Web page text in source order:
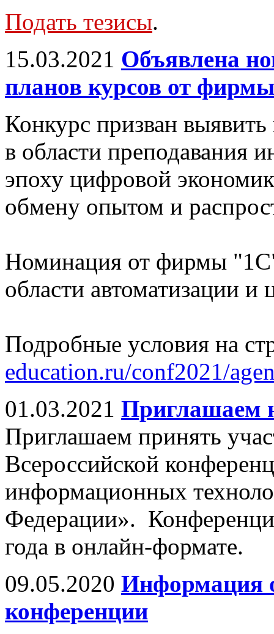
Подать тезисы.
15.03.2021 Объявлена
планов курсов от
Конкурс призван
в области преподавания
эпоху цифровой
обмену опытом и
Номинация от фирмы
области автоматизации
Подробные условия на
education.ru/conf2021/
01.03.2021 Приглашаем
Приглашаем принять
Всероссийской
информационных
Федерации».
года в онлайн-формате.
09.05.2020 Информация
конференции